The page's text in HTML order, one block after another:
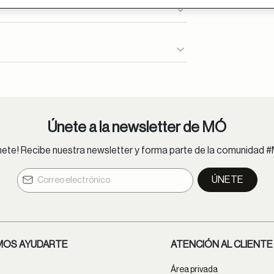
entregan en 24h.
Únete a la newsletter de MÓ
Recibe nuestra newsletter y forma parte de la comunidad
ÚNETE
AYUDARTE ATENCIÓN AL CLIENTE
Área privada